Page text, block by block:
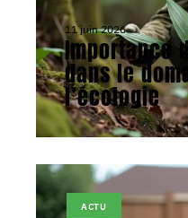
11 juin 2026
Importance
dans le
l’écologie
ACTU